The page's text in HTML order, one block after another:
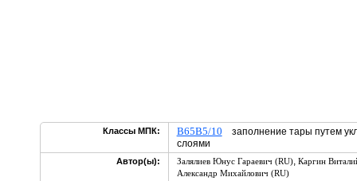
Классы МПК: B65B5/10 заполнение тары путем
слоями
Автор(ы): Залялиев Юнус Гараевич (RU), Каргин
Александр Михайлович (RU)